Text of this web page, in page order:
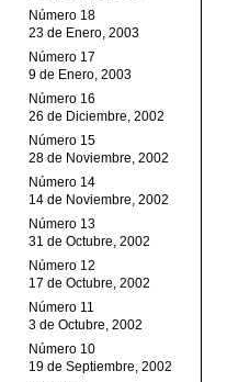
Número 18
23 de Enero, 2003
Número 17
9 de Enero, 2003
Número 16
26 de Diciembre, 2002
Número 15
28 de Noviembre, 2002
Número 14
14 de Noviembre, 2002
Número 13
31 de Octubre, 2002
Número 12
17 de Octubre, 2002
Número 11
3 de Octubre, 2002
Número 10
19 de Septiembre, 2002